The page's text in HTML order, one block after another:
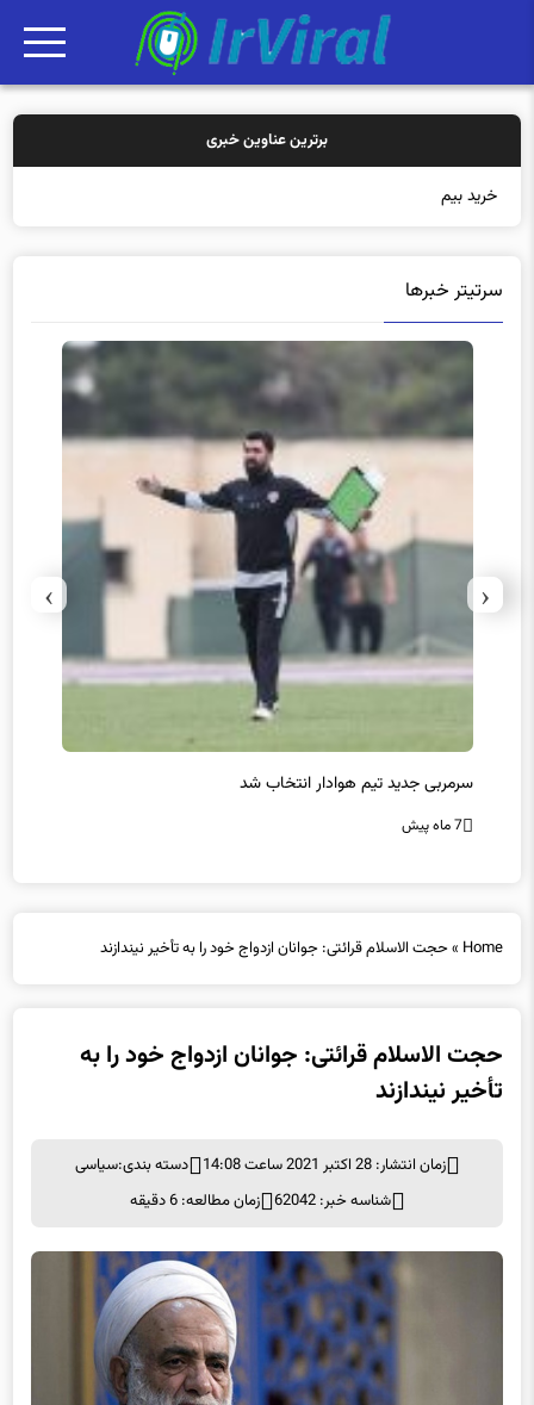
برترین عناوین خبری
خرید بیمه: سنتی یا آ
سرتیتر خبرها
سرمربی جدید تیم هوادار انتخاب شد
7 ماه پیش
‹
›
Home
»حجت الاسلام قرائتی: جوانان ازدواج خود را به تأخیر نیندازند
حجت الاسلام قرائتی: جوانان ازدواج خود را به
تأخیر نیندازند
زمان انتشار: 28 اکتبر 2021 ساعت 14:08 دسته بندی:سیاسی
شناسه خبر: 62042
زمان مطالعه: 6 دقیقه